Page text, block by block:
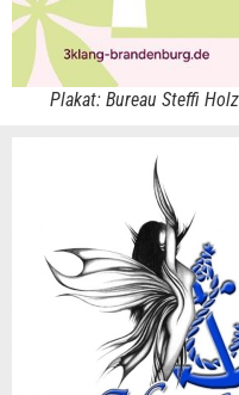
Plakat: Bureau Steffi